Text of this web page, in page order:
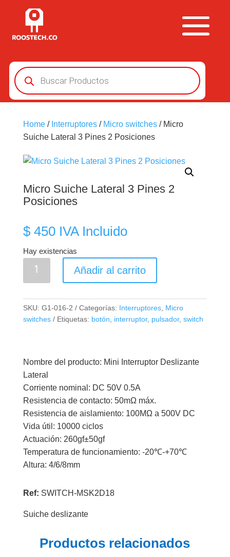
Búsqueda
de
productos
Home/ Interruptores/ Micro switches/ Micro
Suiche Lateral 3 Pines 2 Posiciones
Micro Suiche Lateral 3 Pines 2
Posiciones
$450 IVA Incluido
Hay existencias
Micro
Pines
Añadir al carrito
SKU: G1-016-2 Categorías: Interruptores, Micro
switches
Etiquetas: botón interruptor, pulsador, switch
Nombre del producto: Mini Interruptor Deslizante
Lateral
Corriente nominal: DC 50V 0.5A
Resistencia de contacto: 50mΩ máx.
Resistencia de aislamiento: 100MΩ a 500V DC
Vida útil: 10000 ciclos
Actuación: 260gf±50gf
Temperatura de funcionamiento: -20℃-+70℃
Altura: 4/6/8mm
Ref: SWITCH-MSK2D18
Suiche deslizante
Productos relacionados